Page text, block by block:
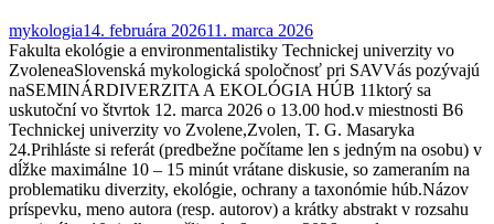
mykologia14. februára 202611. marca 2026
Fakulta ekológie a environmentalistiky Technickej univerzity vo
ZvoleneaSlovenská mykologická spoločnosť pri SAVVás pozývajú
naSEMINÁRDIVERZITA A EKOLÓGIA HÚB 11ktorý sa
uskutoční vo štvrtok 12. marca 2026 o 13.00 hod.v miestnosti B6
Technickej univerzity vo Zvolene,Zvolen, T. G. Masaryka
24.Prihláste si referát (predbežne počítame len s jedným na osobu) v
dĺžke maximálne 10 – 15 minút vrátane diskusie, so zameraním na
problematiku diverzity, ekológie, ochrany a taxonómie húb.Názov
príspevku, meno autora (resp. autorov) a krátky abstrakt v rozsahu